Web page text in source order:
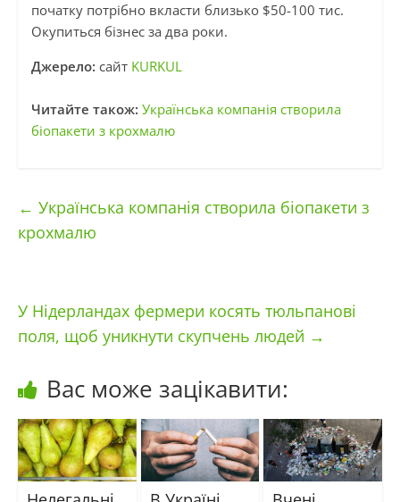
початку потрібно вкласти близько $50-100 тис.
Окупиться бізнес за два роки.
Джерело: сайт KURKUL
Читайте також: Українська компанія створила
біопакети з крохмалю
← Українська компанія створила біопакети з
крохмалю
У Нідерландах фермери косять тюльпанові
поля, щоб уникнути скупчень людей →
Вас може зацікавити: